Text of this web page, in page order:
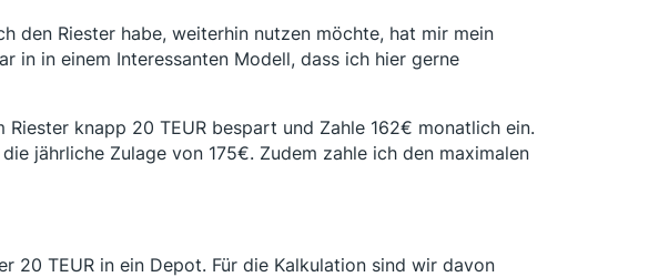
den Riester habe, weiterhin nutzen möchte, hat mir mein
in in einem Interessanten Modell, dass ich hier gerne
knapp 20 TEUR bespart und Zahle 162€ monatlich ein.
jährliche Zulage von 175€. Zudem zahle ich den maximalen
20 TEUR in ein Depot. Für die Kalkulation sind wir davon